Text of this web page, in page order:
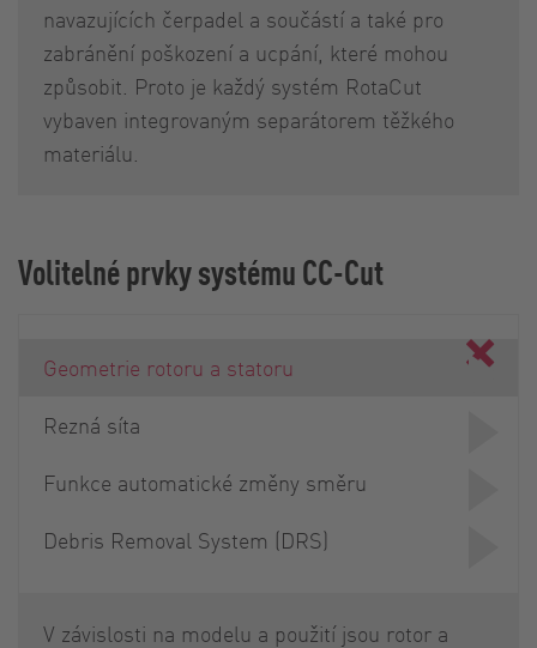
navazujících čerpadel a součástí a také pro
zabránění poškození a ucpání, které mohou
způsobit. Proto je každý systém RotaCut
vybaven integrovaným separátorem těžkého
materiálu.
Volitelné prvky systému CC-Cut
Geometrie rotoru a statoru
Rezná síta
Funkce automatické změny směru
Debris Removal System (DRS)
V závislosti na modelu a použití jsou rotor a